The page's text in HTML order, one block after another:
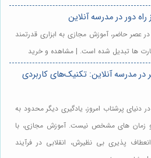
دور در مدرسه آنلاین
عصر حاضر، آموزش مجازی به ابزاری قدرتمند
ها تبدیل شده است. | مشاهده و خرید
مدرسه آنلاین: تکنیک‌های کاربردی
دنیای پرشتاب امروز، یادگیری دیگر محدود به
های مشخص نیست. آموزش مجازی، با
پذیری بی نظیرش، انقلابی در فرآیند